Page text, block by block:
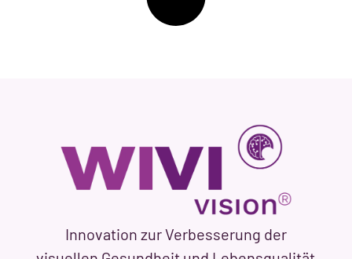
Innovation zur Verbesserung der